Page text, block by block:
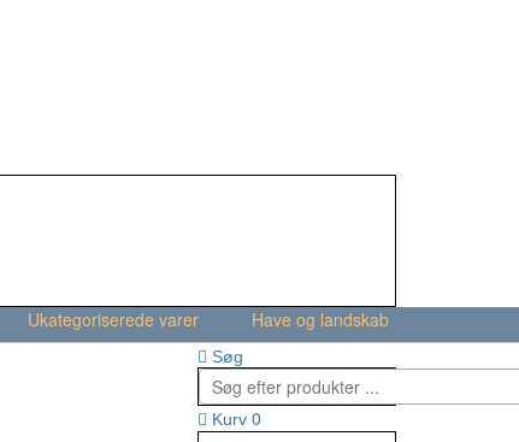
Ukategoriserede varer Have og landskab
Søg
Kurv 0